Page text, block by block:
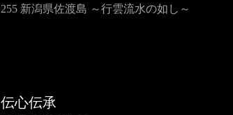
255 新潟県佐渡島 ～行雲流水の如し～
伝心伝承